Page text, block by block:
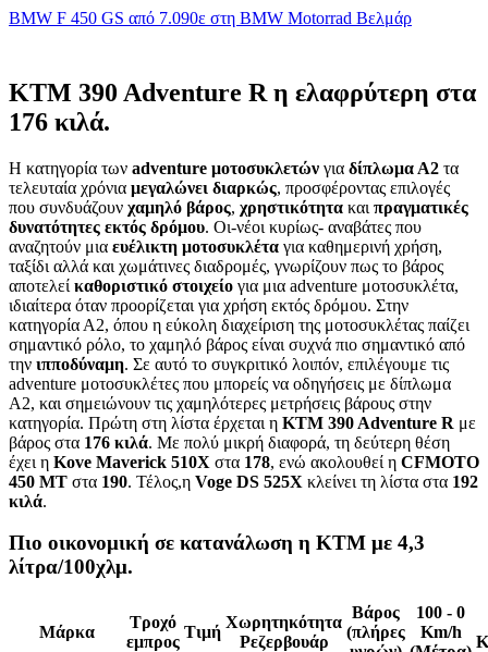
BMW F 450 GS από 7.090ε στη BMW Motorrad Βελμάρ
KTM 390 Adventure R η ελαφρύτερη στα
176 κιλά.
Η κατηγορία των adventure μοτοσυκλετών για δίπλωμα Α2 τα
τελευταία χρόνια μεγαλώνει διαρκώς, προσφέροντας επιλογές
που συνδυάζουν χαμηλό βάρος, χρηστικότητα και πραγματικές
δυνατότητες εκτός δρόμου. Οι-νέοι κυρίως- αναβάτες που
αναζητούν μια ευέλικτη μοτοσυκλέτα για καθημερινή χρήση,
ταξίδι αλλά και χωμάτινες διαδρομές, γνωρίζουν πως το βάρος
αποτελεί καθοριστικό στοιχείο για μια adventure μοτοσυκλέτα,
ιδιαίτερα όταν προορίζεται για χρήση εκτός δρόμου. Στην
κατηγορία Α2, όπου η εύκολη διαχείριση της μοτοσυκλέτας παίζει
σημαντικό ρόλο, το χαμηλό βάρος είναι συχνά πιο σημαντικό από
την ιπποδύναμη. Σε αυτό το συγκριτικό λοιπόν, επιλέγουμε τις
adventure μοτοσυκλέτες που μπορείς να οδηγήσεις με δίπλωμα
Α2, και σημειώνουν τις χαμηλότερες μετρήσεις βάρους στην
κατηγορία. Πρώτη στη λίστα έρχεται η KTM 390 Adventure R με
βάρος στα 176 κιλά. Με πολύ μικρή διαφορά, τη δεύτερη θέση
έχει η Kove Maverick 510X στα 178, ενώ ακολουθεί η CFMOTO
450 MT στα 190. Τέλος,η Voge DS 525X κλείνει τη λίστα στα 192
κιλά.
Πιο οικονομική σε κατανάλωση η ΚΤΜ με 4,3
λίτρα/100χλμ.
Μάρκα
Τροχό
εμπρος
Τιμή
Χωρητηκότητα
Ρεζερβουάρ
Βάρος
(πλήρες
100 - 0
Km/h